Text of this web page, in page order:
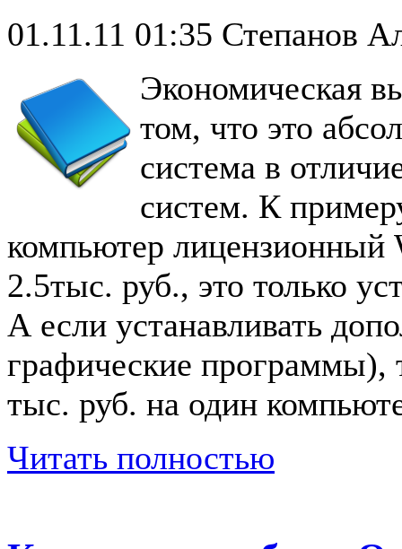
01.11.11 01:35 Степанов
Экономическая
том, что это
система в
систем. К
компьютер лицензионный
2.5тыс. руб., это только
А если устанавливать
графические программы),
тыс. руб. на один
Читать полностью